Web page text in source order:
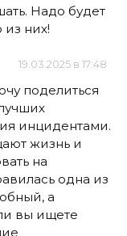
Надо будет
из них!
19.03.2025 в 17:48
поделиться
инцидентами.
жизнь и
на
одна из
а
вы ищете